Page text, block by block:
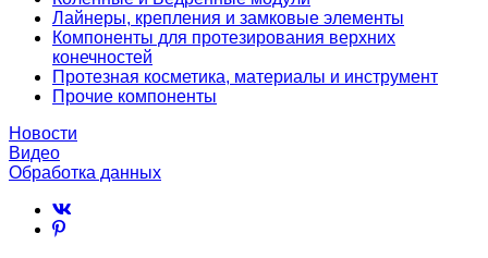
Лайнеры, крепления и замковые элементы
Компоненты для протезирования верхних
конечностей
Протезная косметика, материалы и инструмент
Прочие компоненты
Новости
Видео
Обработка данных